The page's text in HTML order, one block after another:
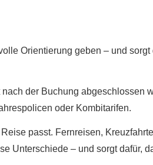
Orientierung geben – und
der Buchung abgeschlossen
oder Kombitarifen.
passt. Fernreisen,
Unterschiede – und sorgt dafür,